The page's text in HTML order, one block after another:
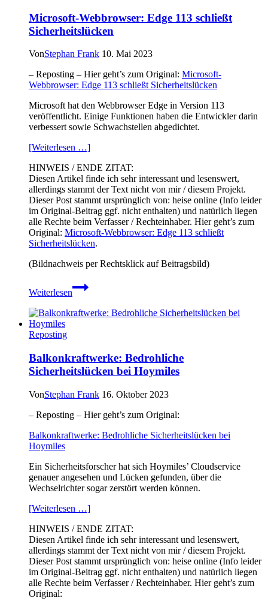
Microsoft-Webbrowser: Edge 113 schließt
Sicherheitslücken
VonStephan Frank 10. Mai 2023
– Reposting – Hier geht’s zum Original: Microsoft-
Webbrowser: Edge 113 schließt Sicherheitslücken
Microsoft hat den Webbrowser Edge in Version 113
veröffentlicht. Einige Funktionen haben die Entwickler darin
verbessert sowie Schwachstellen abgedichtet.
[Weiterlesen …]
HINWEIS / ENDE ZITAT:
Diesen Artikel finde ich sehr interessant und lesenswert,
allerdings stammt der Text nicht von mir / diesem Projekt.
Dieser Post stammt ursprünglich von: heise online (Info leider
im Original-Beitrag ggf. nicht enthalten) und natürlich liegen
alle Rechte beim Verfasser / Rechteinhaber. Hier geht’s zum
Original: Microsoft-Webbrowser: Edge 113 schließt
Sicherheitslücken.
(Bildnachweis per Rechtsklick auf Beitragsbild)
Weiterlesen
Microsoft-
Webbrowser:
113
Reposting
Balkonkraftwerke: Bedrohliche
Sicherheitslücken bei Hoymiles
VonStephan Frank 16. Oktober 2023
– Reposting – Hier geht’s zum Original:
Balkonkraftwerke: Bedrohliche Sicherheitslücken bei
Hoymiles
Ein Sicherheitsforscher hat sich Hoymiles’ Cloudservice
genauer angesehen und Lücken gefunden, über die
Wechselrichter sogar zerstört werden können.
[Weiterlesen …]
HINWEIS / ENDE ZITAT:
Diesen Artikel finde ich sehr interessant und lesenswert,
allerdings stammt der Text nicht von mir / diesem Projekt.
Dieser Post stammt ursprünglich von: heise online (Info leider
im Original-Beitrag ggf. nicht enthalten) und natürlich liegen
alle Rechte beim Verfasser / Rechteinhaber. Hier geht’s zum
Original: